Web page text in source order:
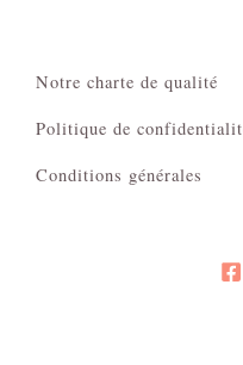
Notre charte de qualité
Politique de
Conditions générales